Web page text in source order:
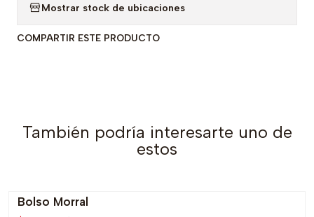
Mostrar stock de ubicaciones
COMPARTIR ESTE PRODUCTO
También podría interesarte uno de
estos
-44% OFF
Bolso Morral